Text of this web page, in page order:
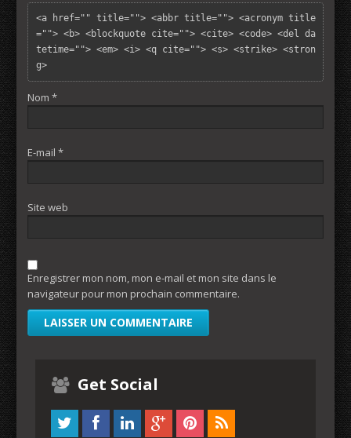
<a href="" title=""> <abbr title=""> <acronym title
=""> <b> <blockquote cite=""> <cite> <code> <del da
tetime=""> <em> <i> <q cite=""> <s> <strike> <stron
g>
Nom *
E-mail *
Site web
Enregistrer mon nom, mon e-mail et mon site dans le
navigateur pour mon prochain commentaire.
Get Social